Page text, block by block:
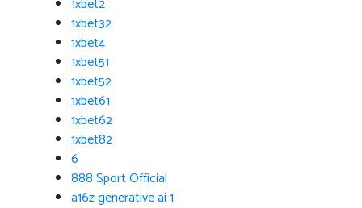
1xbet2
1xbet32
1xbet4
1xbet51
1xbet52
1xbet61
1xbet62
1xbet82
6
888 Sport Official
a16z generative ai 1